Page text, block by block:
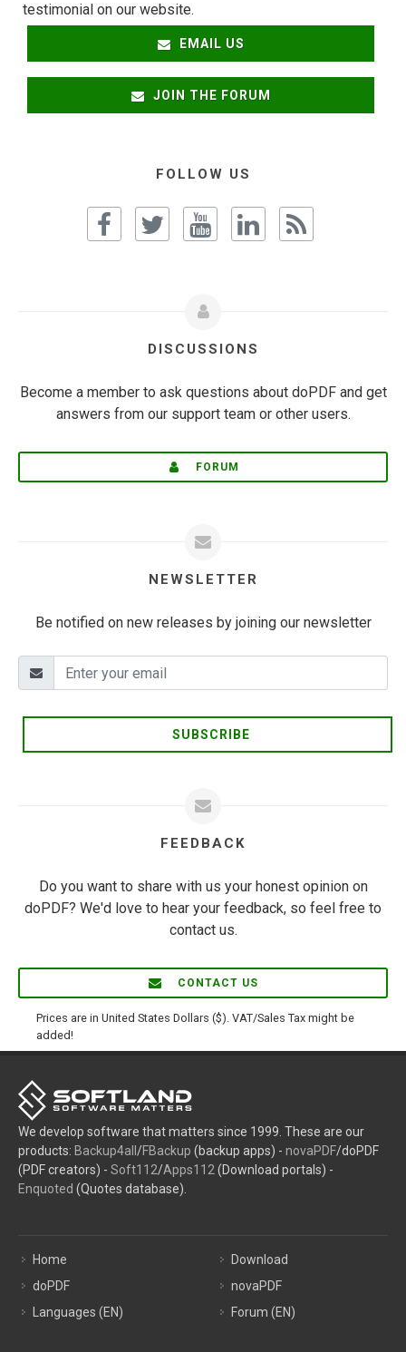
testimonial on our website.
EMAIL US
JOIN THE FORUM
FOLLOW US
DISCUSSIONS
Become a member to ask questions about doPDF and get
answers from our support team or other users.
FORUM
NEWSLETTER
Be notified on new releases by joining our newsletter
SUBSCRIBE
FEEDBACK
Do you want to share with us your honest opinion on
doPDF? We'd love to hear your feedback, so feel free to
contact us.
CONTACT US
Prices are in United States Dollars ($). VAT/Sales Tax might be
added!
We develop software that matters since 1999. These are our
products: Backup4all /FBackup (backup apps) - novaPDF/doPDF
(PDF creators) - Soft112/Apps112 (Download portals) -
Enquoted (Quotes database).
Home
doPDF
Languages (EN)
Download
novaPDF
Forum (EN)